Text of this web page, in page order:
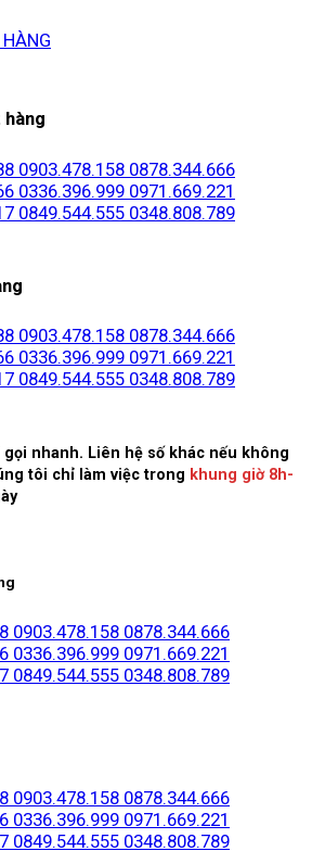
0903.478.158 0878.344.666
0336.396.999 0971.669.221
0849.544.555 0348.808.789
0903.478.158 0878.344.666
0336.396.999 0971.669.221
0849.544.555 0348.808.789
gọi nhanh. Liên hệ số khác nếu không
tôi chỉ làm việc trong khung giờ 8h-
0903.478.158 0878.344.666
0336.396.999 0971.669.221
0849.544.555 0348.808.789
0903.478.158 0878.344.666
0336.396.999 0971.669.221
0849.544.555 0348.808.789